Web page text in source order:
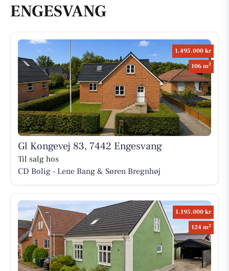
ENGESVANG
1.495.000 kr
106 m2
Gl Kongevej 83, 7442 Engesvang
Til salg hos
CD Bolig - Lene Bang & Søren Bregnhøj
1.195.000 kr
124 m2